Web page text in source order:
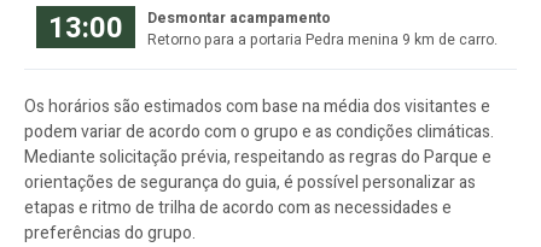
13:00
Desmontar acampamento
Retorno para a portaria Pedra menina 9 km de carro.
Os horários são estimados com base na média dos visitantes e
podem variar de acordo com o grupo e as condições climáticas.
Mediante solicitação prévia, respeitando as regras do Parque e
orientações de segurança do guia, é possível personalizar as
etapas e ritmo de trilha de acordo com as necessidades e
preferências do grupo.